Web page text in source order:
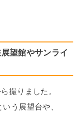
望館やサンライ
撮りました。
いう展望台や、